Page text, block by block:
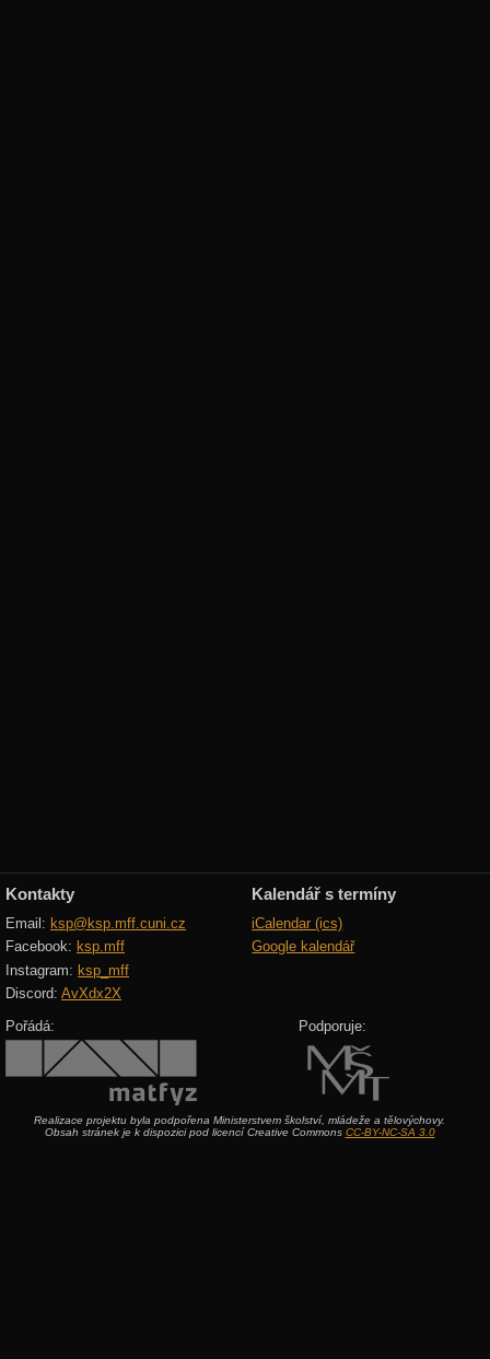
Kontakty
Email: ksp@ksp.mff.cuni.cz
Facebook: ksp.mff
Instagram: ksp_mff
Discord: AvXdx2X
Kalendář s termíny
iCalendar (ics)
Google kalendář
Pořádá: Podporuje:
Realizace projektu byla podpořena Ministerstvem školství, mládeže a tělovýchovy.
Obsah stránek je k dispozici pod licencí Creative Commons CC-BY-NC-SA 3.0